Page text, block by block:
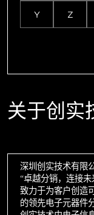
Y Z
关于创实
深圳创实技术有
“卓越分销，连接未
致力于为客户创造
的领先电子元器件